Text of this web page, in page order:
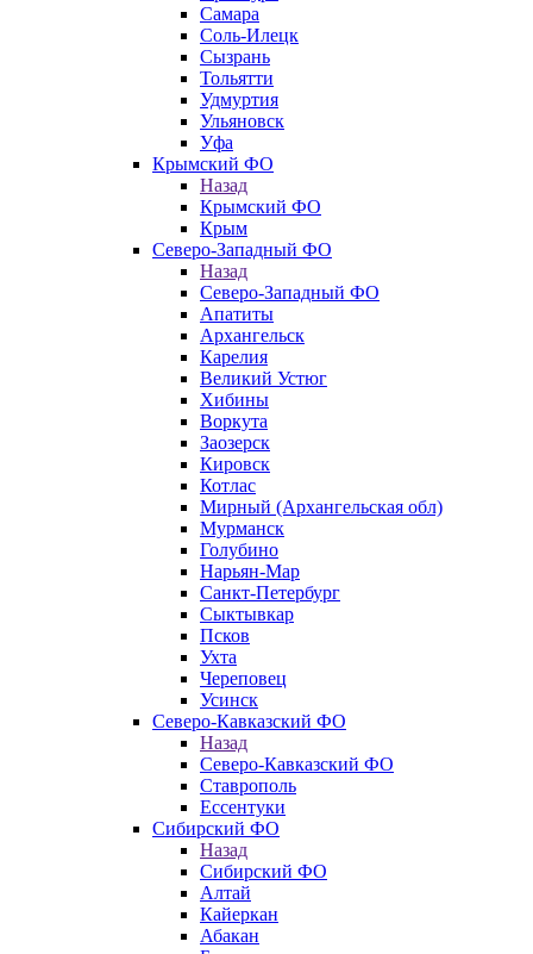
Самара
Соль-Илецк
Сызрань
Тольятти
Удмуртия
Ульяновск
Уфа
Крымский ФО
Назад
Крымский ФО
Крым
Северо-Западный ФО
Назад
Северо-Западный ФО
Апатиты
Архангельск
Карелия
Великий Устюг
Хибины
Воркута
Заозерск
Кировск
Котлас
Мирный (Архангельская обл)
Мурманск
Голубино
Нарьян-Мар
Санкт-Петербург
Сыктывкар
Псков
Ухта
Череповец
Усинск
Северо-Кавказский ФО
Назад
Северо-Кавказский ФО
Ставрополь
Ессентуки
Сибирский ФО
Назад
Сибирский ФО
Алтай
Кайеркан
Абакан